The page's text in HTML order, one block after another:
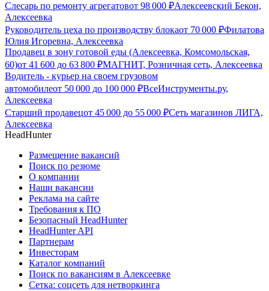
Слесарь по ремонту агрегатовот 98 000 ₽Алексеевский Бекон,
Алексеевка
Руководитель цеха по производству блокаот 70 000 ₽Филатова
Юлия Игоревна, Алексеевка
Продавец в зону готовой еды (Алексеевка, Комсомольская,
60)от 41 600 до 63 800 ₽МАГНИТ, Розничная сеть, Алексеевка
Водитель - курьер на своем грузовом
автомобилеот 50 000 до 100 000 ₽ВсеИнструменты.ру,
Алексеевка
Старший продавецот 45 000 до 55 000 ₽Сеть магазинов ЛИГА,
Алексеевка
HeadHunter
Размещение вакансий
Поиск по резюме
О компании
Наши вакансии
Реклама на сайте
Требования к ПО
Безопасный HeadHunter
HeadHunter API
Партнерам
Инвесторам
Каталог компаний
Поиск по вакансиям в Алексеевке
Сетка: соцсеть для нетворкинга